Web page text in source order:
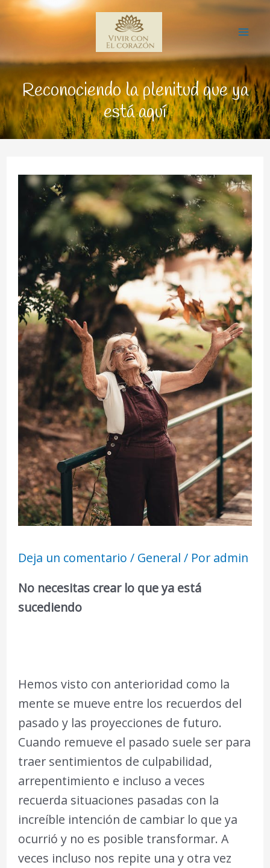
Reconociendo la plenitud que ya
está aquí
Deja un comentario / General / Por admin
No necesitas crear lo que ya está
sucediendo
Hemos visto con anterioridad como la
mente se mueve entre los recuerdos del
pasado y las proyecciones de futuro.
Cuando remueve el pasado suele ser para
traer sentimientos de culpabilidad,
arrepentimiento e incluso a veces
recuerda situaciones pasadas con la
increíble intención de cambiar lo que ya
ocurrió y no es posible transformar. A
veces incluso nos repite una y otra vez